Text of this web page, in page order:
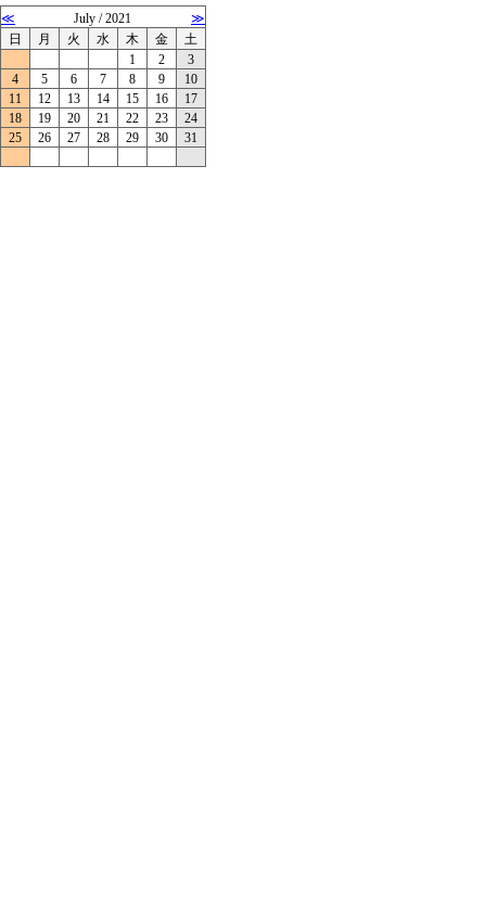
≪ July / 2021
≫
日
月 火 水 木 金
土
1
2
3
4
5 6 7 8 9
10
11
12 13 14 15 16
17
18
19 20 21 22 23
24
25
26 27 28 29 30 31